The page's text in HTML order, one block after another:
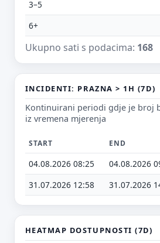
3–5
6+
Ukupno sati s podacima: 168
INCIDENTI: PRAZNA > 1H (7D)
Kontinuirani periodi gdje je broj
iz vremena mjerenja
START END
04.08.2026 08:25 04.08.2026
31.07.2026 12:58
31.07.2026
HEATMAP DOSTUPNOSTI (7D)
Tvoj prijedlog
E-mail (opcionalno)
Ne moraš upisati e-mail — prijedlog